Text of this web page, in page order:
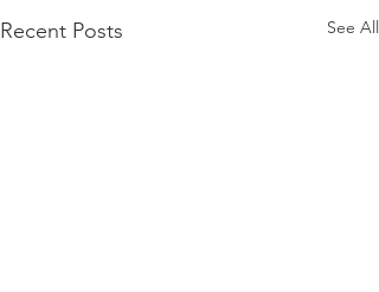
Recent Posts See All